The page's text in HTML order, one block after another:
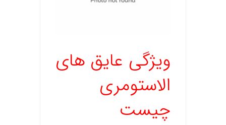
ویژگی عایق های
الاستومری
چیست